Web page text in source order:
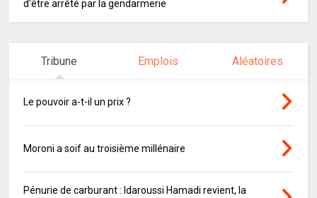
d'être arrêté par la gendarmerie
Tribune Emplois Aléatoires
Le pouvoir a-t-il un prix ?
Moroni a soif au troisième millénaire
Pénurie de carburant : Idaroussi Hamadi revient, la